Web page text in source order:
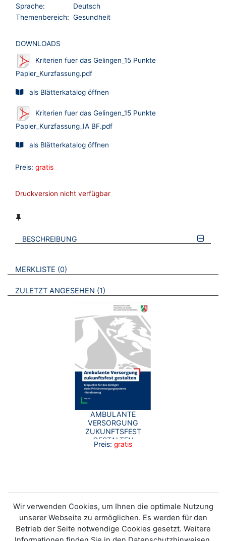
Sprache:
Deutsch
Themenbereich: Gesundheit
DOWNLOADS
Kriterien fuer das Gelingen_15 Punkte
Papier_Kurzfassung.pdf
als Blätterkatalog öffnen
Kriterien fuer das Gelingen_15 Punkte
Papier_Kurzfassung_IA BF.pdf
als Blätterkatalog öffnen
Preis: gratis
Druckversion nicht verfügbar
BESCHREIBUNG
VERWEISE AUF VERMERKTE- ODER ZULETZT ANGESEHENE
MERKLISTE 0 BROSCHÜREN
ZULETZT ANGESEHEN 1 BROSCHÜREN
AMBULANTE
VERSORGUNG
ZUKUNFTSFEST
GESTALTEN
(KURZFASSUNG)
Preis: gratis
Wir verwenden Cookies, um Ihnen die optimale Nutzung
unserer Webseite zu ermöglichen. Es werden für den
Betrieb der Seite notwendige Cookies gesetzt. Weitere